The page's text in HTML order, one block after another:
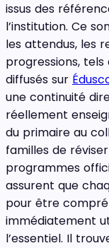
issus des
l’institution. Ce
les attendus, les
progressions, tels
diffusés sur
une continuité
réellement
du primaire au
familles de
programmes
assurent que
pour être
immédiatement
l’essentiel. Il